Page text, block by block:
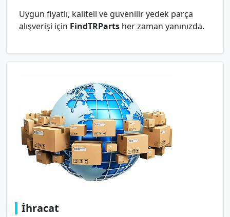
Uygun fiyatlı, kaliteli ve güvenilir yedek parça
alışverişi için FindTRParts her zaman yanınızda.
İhracat